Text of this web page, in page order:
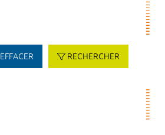
EFFACER RECHERCHER